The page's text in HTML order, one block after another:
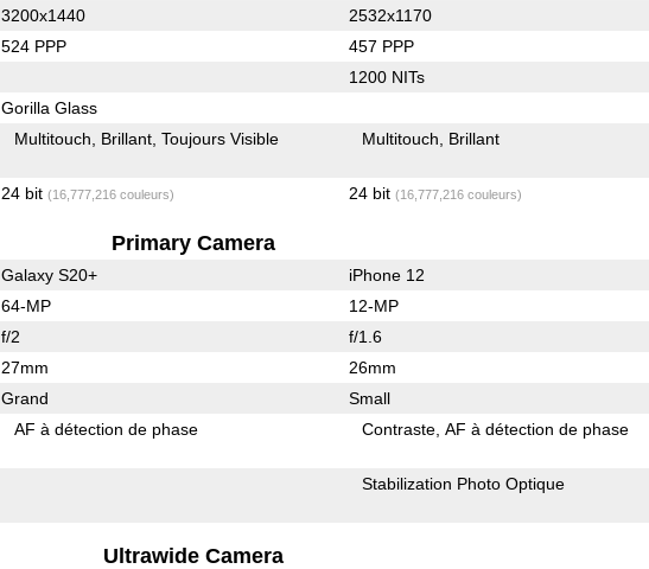
3200x1440 2532x1170
524 PPP 457 PPP
1200 NITs
Gorilla Glass
Multitouch Brillant Toujours Visible Multitouch Brillant
24 bit (16,777,216 couleurs) 24 bit (16,777,216 couleurs)
Primary Camera
Galaxy S20+ iPhone 12
64-MP 12-MP
f/2 f/1.6
27mm 26mm
Grand Small
AF à détection de phase Contraste AF à détection de phase
Stabilization Photo Optique
Ultrawide Camera